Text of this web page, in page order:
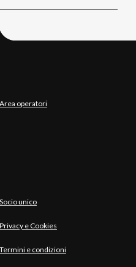
Area operatori
Socio unico
Privacy e Cookies
Termini e condizioni